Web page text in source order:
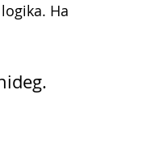
Ha